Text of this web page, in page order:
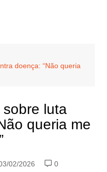
doença: “Não queria
luta
queria me
02/2026
0